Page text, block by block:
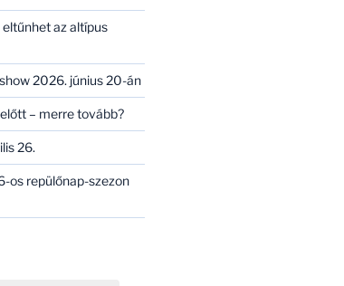
eltűnhet az altípus
2026. június 20-án
– merre tovább?
26.
os repülőnap-szezon